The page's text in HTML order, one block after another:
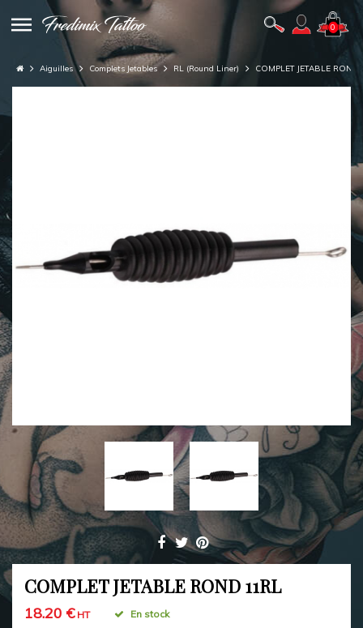
0
Aiguilles Complets Jetables RL (Round Liner) COMPLET JETABLE ROND
COMPLET JETABLE ROND 11RL
18.20 €HT En stock